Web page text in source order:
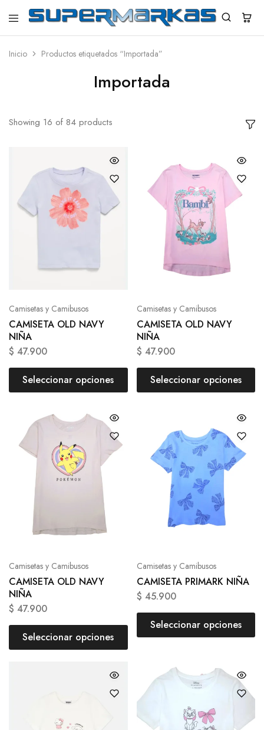
SuperMarkas
Ropa
con
Inicio Productos etiquetados “Importada”
Importada
Showing 16 of 84 products
Camisetas y Camibusos
CAMISETA OLD NAVY
NIÑA
$ 47.900
Seleccionar opciones
Camisetas y Camibusos
CAMISETA OLD NAVY
NIÑA
$ 47.900
Seleccionar opciones
Camisetas y Camibusos
CAMISETA OLD NAVY
NIÑA
$ 47.900
Seleccionar opciones
Camisetas y Camibusos
CAMISETA PRIMARK NIÑA
$ 45.900
Seleccionar opciones